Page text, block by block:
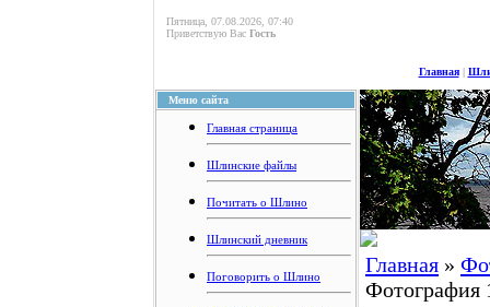
Пятница, 07.08.2026, 07:40
Приветствую Вас Гость
Главная|
Меню сайта
Главная страница
Шлинские файлы
Почитать о Шлино
Шлинский дневник
Поговорить о Шлино
Главная »
Фотография